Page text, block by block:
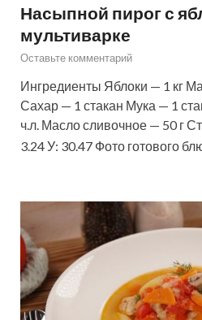
Насыпной пирог с
мультиварке
Оставьте комментарий
Ингредиенты Яблоки — 1 кг
Сахар — 1 стакан Мука — 1
ч.л. Масло сливочное — 50 г
3.24 У: 30.47 Фото готового